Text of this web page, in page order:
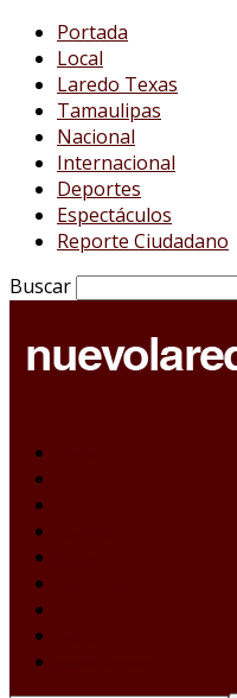
Portada
Local
Laredo Texas
Tamaulipas
Nacional
Internacional
Deportes
Espectáculos
Reporte Ciudadano
Buscar